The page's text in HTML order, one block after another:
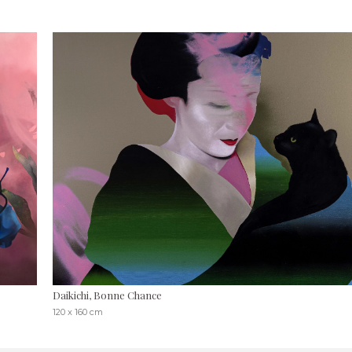
Daikichi, Bonne Chance
120 x 160 cm